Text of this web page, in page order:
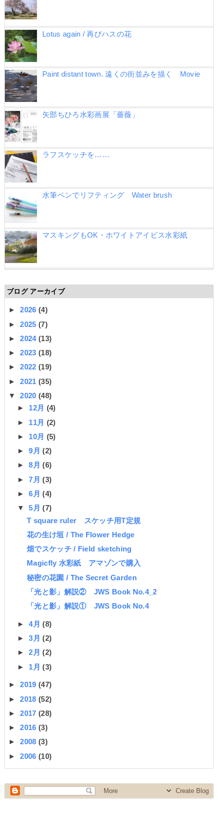
Lotus again / 再びハスの花
Paint distant town. 遠くの街並みを描く Movie
矢部ちひろ水彩画展「薔薇」
ラフスケッチを……
水筆ペンでリフティング Water brush
マスキングもOK・ホワイトアイビス水彩紙
ブログ アーカイブ
►2026(4)
►2025(7)
►2024(13)
►2023(18)
►2022(19)
►2021(35)
▼2020(48)
► 12月 (4)
► 11月 (2)
► 10月 (5)
►9月(2)
►8月(6)
►7月(3)
►6月(4)
▼5月(7)
T square ruler スケッチ用T定規
花の生け垣 / The Flower Hedge
畑でスケッチ / Field sketching
Magicfly 水彩紙 アマゾンで購入
秘密の花園 / The Secret Garden
「光と影」解説② JWS Book No.4_2
「光と影」解説① JWS Book No.4
►4月(8)
►3月(2)
►2月(2)
► 1月(3)
►2019(47)
►2018(52)
►2017(28)
►2016(3)
►2008(3)
►2006(10)